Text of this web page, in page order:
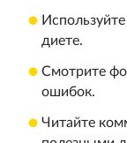
диете.
Смотрите
ошибок.
Читайте